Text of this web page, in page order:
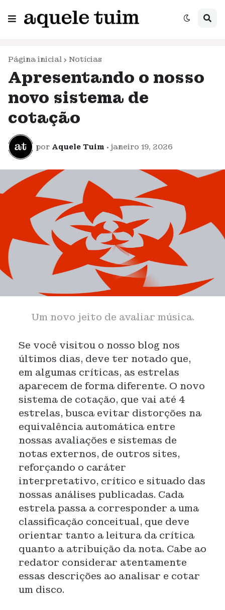
Página inicial Notícias
Apresentando o nosso
novo sistema de
cotação
por Aquele Tuim • janeiro 19, 2026
Um novo jeito de avaliar música.
Se você visitou o nosso blog nos
últimos dias, deve ter notado que,
em algumas críticas, as estrelas
aparecem de forma diferente. O novo
sistema de cotação, que vai até 4
estrelas, busca evitar distorções na
equivalência automática entre
nossas avaliações e sistemas de
notas externos, de outros sites,
reforçando o caráter
interpretativo, crítico e situado das
nossas análises publicadas. Cada
estrela passa a corresponder a uma
classificação conceitual, que deve
orientar tanto a leitura da crítica
quanto a atribuição da nota. Cabe ao
redator considerar atentamente
essas descrições ao analisar e cotar
um disco.